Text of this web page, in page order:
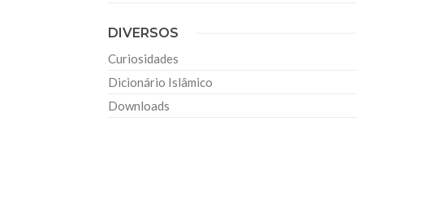
DIVERSOS
Curiosidades
Dicionário Islâmico
Downloads